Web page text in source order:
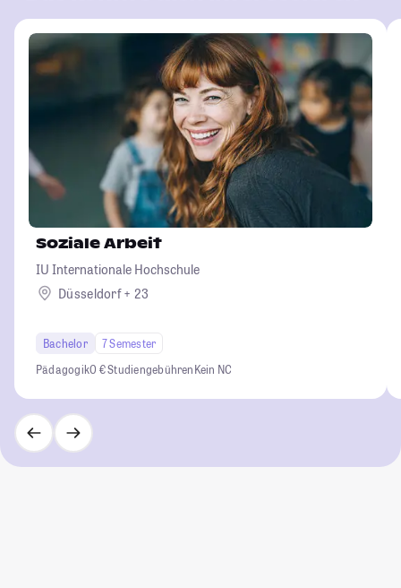
Soziale Arbeit
IU Internationale Hochschule
Düsseldorf + 23
Bachelor
7 Semester
Pädagogik0 € StudiengebührenKein NC